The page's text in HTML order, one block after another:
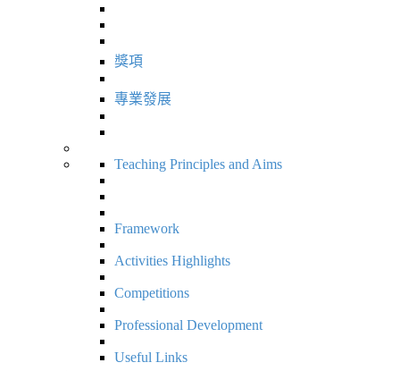
獎項
專業發展
Teaching Principles and Aims
Framework
Activities Highlights
Competitions
Professional Development
Useful Links